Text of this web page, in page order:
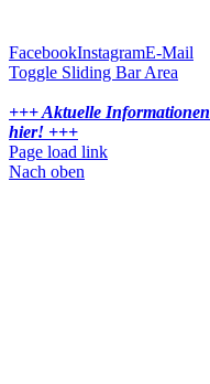
FacebookInstagramE-Mail
Toggle Sliding Bar Area
+++ Aktuelle
hier! +++
Page load link
Nach oben